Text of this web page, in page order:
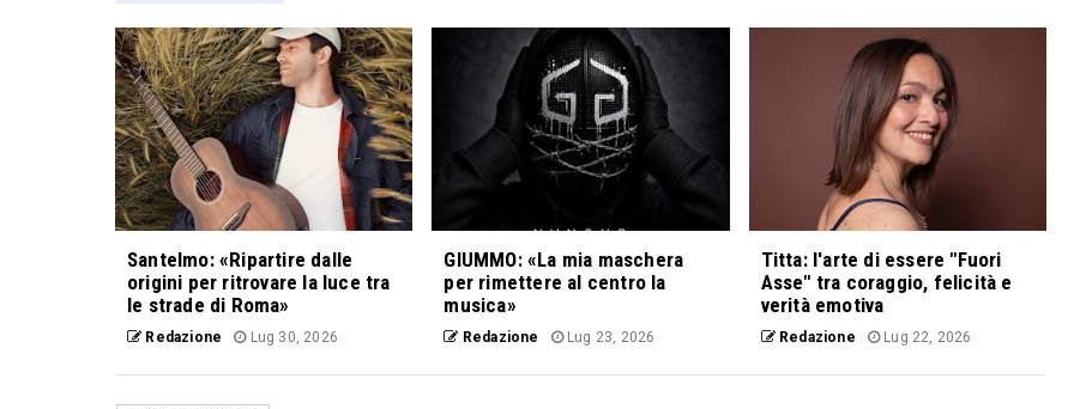
Santelmo: «Ripartire dalle
origini per ritrovare la luce tra
le strade di Roma»
Redazione Lug 30, 2026
GIUMMO: «La mia maschera
per rimettere al centro la
musica»
Redazione Lug 23, 2026
Titta: l'arte di essere "Fuori
Asse" tra coraggio, felicità e
verità emotiva
Redazione Lug 22, 2026